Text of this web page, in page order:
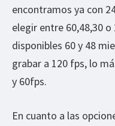
encontramos ya con
elegir entre 60,48,30
disponibles 60 y 48
grabar a 120 fps, lo
y 60fps.
En cuanto a las